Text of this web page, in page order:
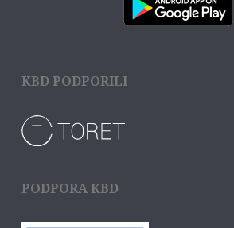
KBD PODPORILI
PODPORA KBD